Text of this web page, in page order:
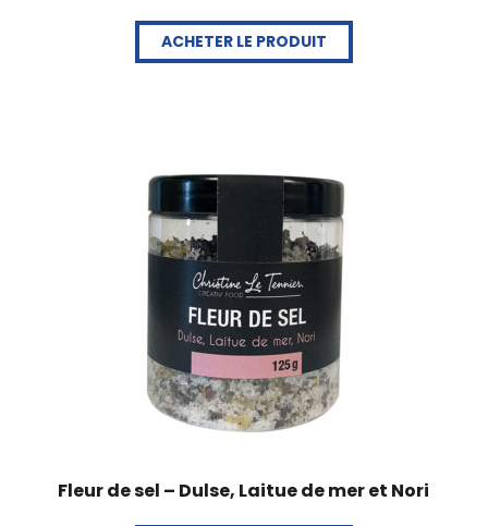
ACHETER LE PRODUIT
Fleur de sel – Dulse, Laitue de mer et Nori